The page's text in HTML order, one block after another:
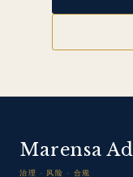
Marensa
治理 · 风险 · 合规